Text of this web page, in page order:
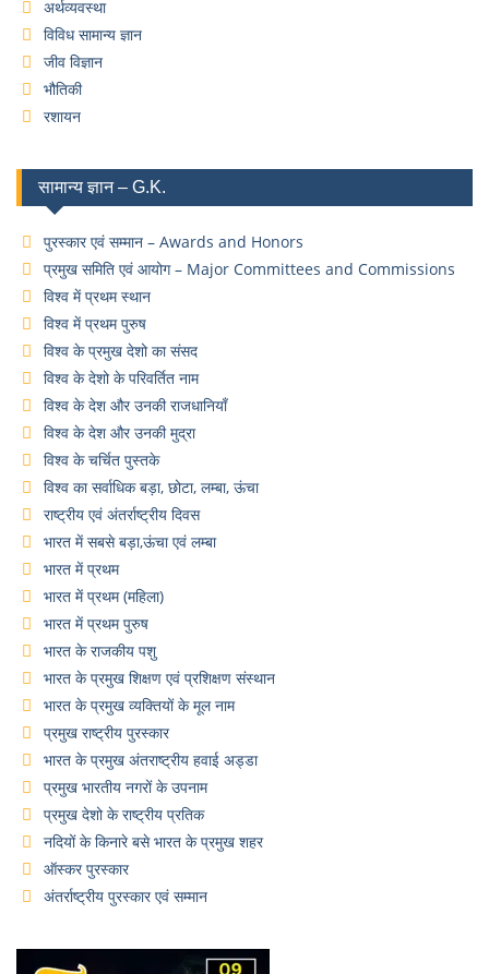
अर्थव्यवस्था
विविध सामान्य ज्ञान
जीव विज्ञान
भौतिकी
रशायन
सामान्य ज्ञान – G.K.
पुरस्कार एवं सम्मान – Awards and Honors
प्रमुख समिति एवं आयोग – Major Committees and Commissions
विश्व में प्रथम स्थान
विश्व में प्रथम पुरुष
विश्व के प्रमुख देशो का संसद
विश्व के देशो के परिवर्तित नाम
विश्व के देश और उनकी राजधानियाँ
विश्व के देश और उनकी मुद्रा
विश्व के चर्चित पुस्तके
विश्व का सर्वाधिक बड़ा, छोटा, लम्बा, ऊंचा
राष्ट्रीय एवं अंतर्राष्ट्रीय दिवस
भारत में सबसे बड़ा,ऊंचा एवं लम्बा
भारत में प्रथम
भारत में प्रथम (महिला)
भारत में प्रथम पुरुष
भारत के राजकीय पशु
भारत के प्रमुख शिक्षण एवं प्रशिक्षण संस्थान
भारत के प्रमुख व्यक्तियों के मूल नाम
प्रमुख राष्ट्रीय पुरस्कार
भारत के प्रमुख अंतराष्ट्रीय हवाई अड्डा
प्रमुख भारतीय नगरों के उपनाम
प्रमुख देशो के राष्ट्रीय प्रतिक
नदियों के किनारे बसे भारत के प्रमुख शहर
ऑस्कर पुरस्कार
अंतर्राष्ट्रीय पुरस्कार एवं सम्मान